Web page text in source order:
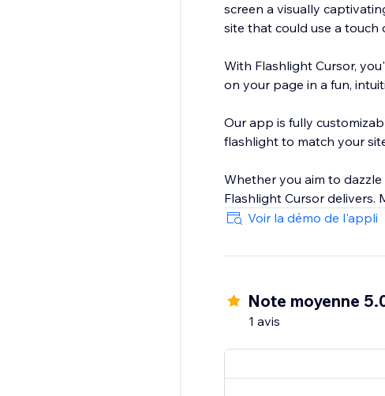
screen a visually
site that could use a touch
With Flashlight Cursor,
on your page in a fun,
Our app is fully
flashlight to match your
Whether you aim to
Voir la démo de l'appli
Note moyenne
1 avis